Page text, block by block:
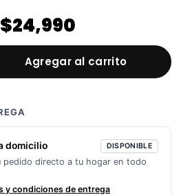
$24,990
Agregar al carrito
domicilio DISPONIBLE
pedido directo a tu hogar en todo
y condiciones de entrega